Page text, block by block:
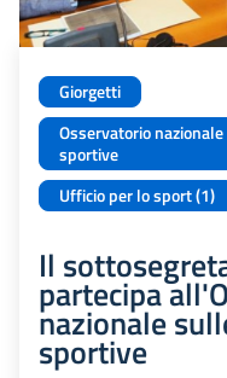
Giorgetti
Osservatorio
sportive
Ufficio per lo sport (1)
Il
partecipa
nazionale
sportive